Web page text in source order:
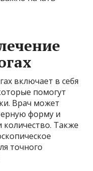
включает в себя
помогут
Врач может
форму и
Также
точного